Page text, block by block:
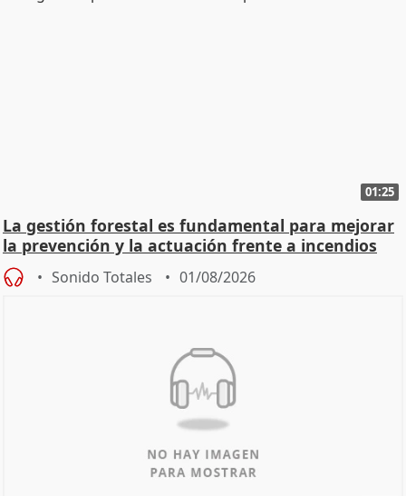
01:25
La gestión forestal es fundamental para mejorar
la prevención y la actuación frente a incendios
Sonido Totales 01/08/2026